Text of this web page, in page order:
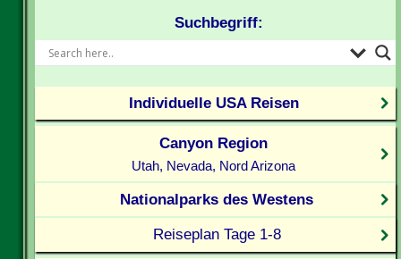
Suchbegriff:
Individuelle USA Reisen
Canyon Region
Utah, Nevada, Nord Arizona
Nationalparks des Westens
Reiseplan Tage 1-8